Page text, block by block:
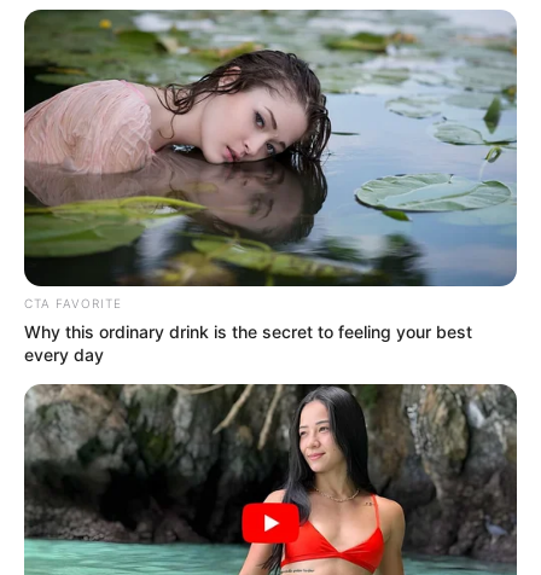
The 90s Was A Fantastic Decade For Fans Of Action
Movies
BRAINBERRIES
The Monster Snake That Makes Anacondas Look
Tiny!
CTA FAVORITE
Why this ordinary drink is the secret to feeling your best
every day